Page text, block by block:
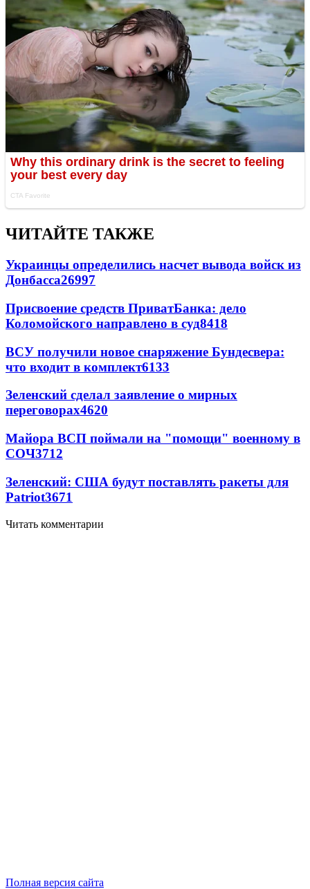
ЧИТАЙТЕ ТАКЖЕ
Украинцы определились насчет вывода войск из
Донбасса26997
Присвоение средств ПриватБанка: дело
Коломойского направлено в суд8418
ВСУ получили новое снаряжение Бундесвера:
что входит в комплект6133
Зеленский сделал заявление о мирных
переговорах4620
Майора ВСП поймали на "помощи" военному в
СОЧ3712
Зеленский: США будут поставлять ракеты для
Patriot3671
Читать комментарии
Полная версия сайта